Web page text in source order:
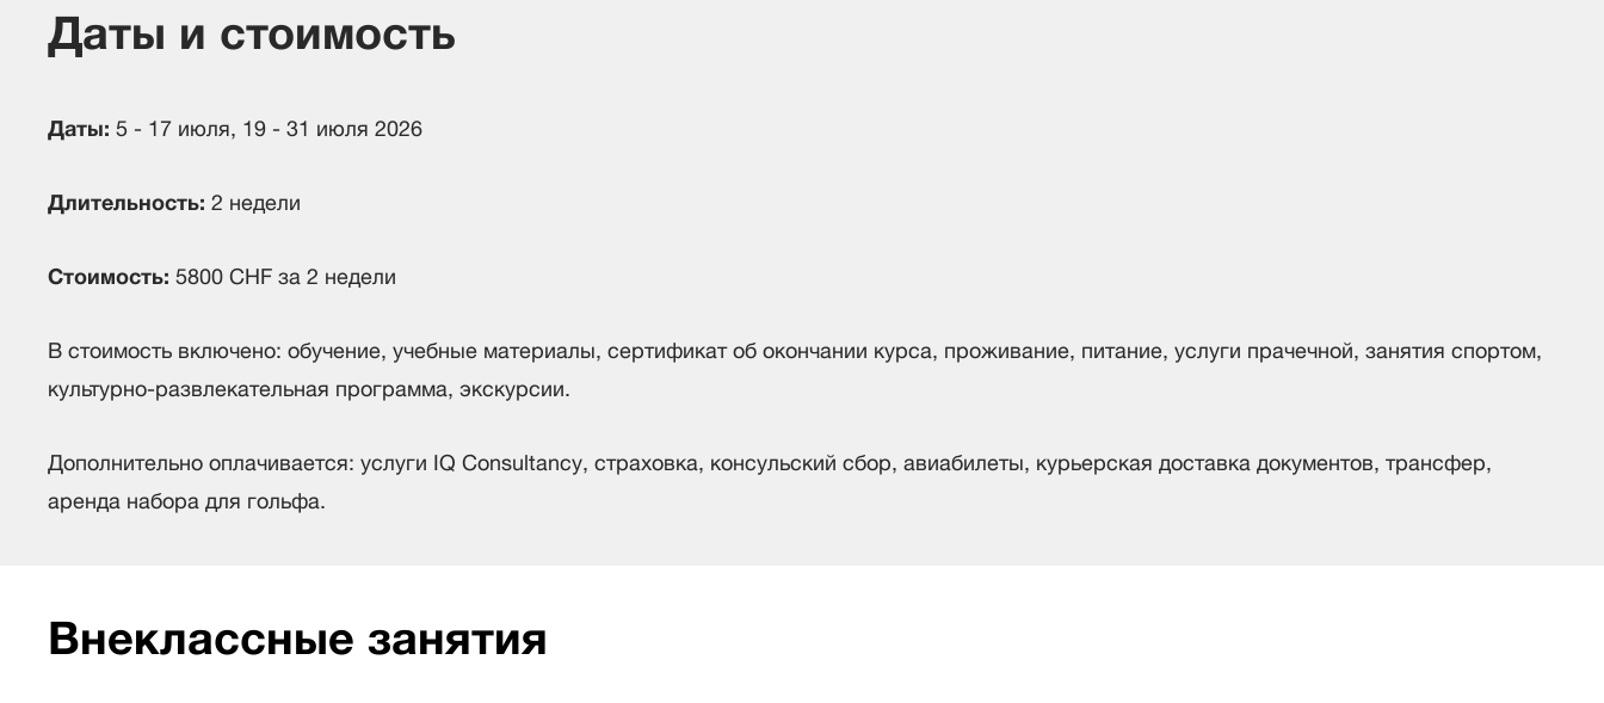
Даты и стоимость
Даты: 5 - 17 июля, 19 - 31 июля 2026
Длительность: 2 недели
Стоимость: 5800 CHF за 2 недели
В стоимость включено: обучение, учебные материалы, сертификат об окончании курса, проживание, питание, услуги прачечной, занятия спортом,
культурно-развлекательная программа, экскурсии.
Дополнительно оплачивается: услуги IQ Consultancy, страховка, консульский сбор, авиабилеты, курьерская доставка документов, трансфер,
аренда набора для гольфа.
Внеклассные занятия